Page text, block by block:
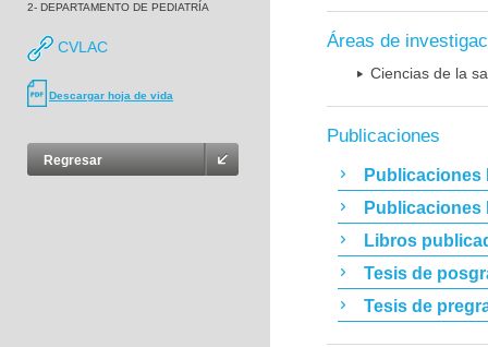
2- DEPARTAMENTO DE PEDIATRÍA
CVLAC
Descargar hoja de vida
Regresar
Áreas de
Ciencias de la
Publicaciones
Publicaciones
Publicaciones
Libros
Tesis de
Tesis de